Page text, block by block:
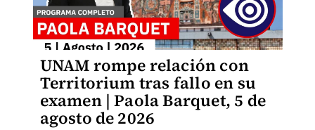
UNAM rompe relación con
Territorium tras fallo en su
examen | Paola Barquet, 5 de
agosto de 2026